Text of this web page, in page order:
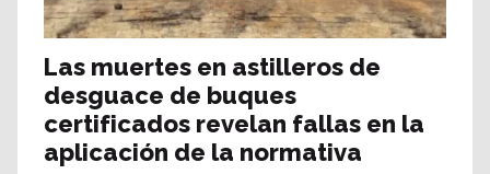
Las muertes en astilleros de
desguace de buques
certificados revelan fallas en la
aplicación de la normativa